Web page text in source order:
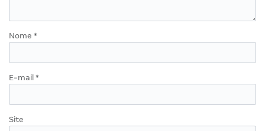
Nome *
E-mail *
Site